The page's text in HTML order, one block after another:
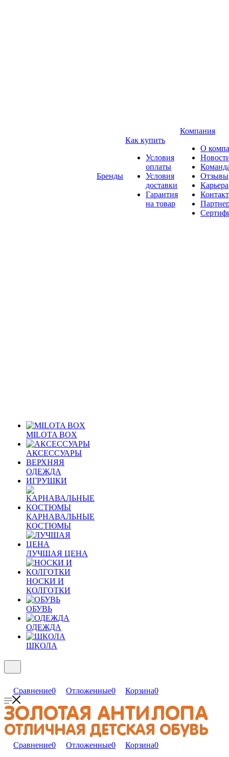
MILOTA BOX
АКСЕССУАРЫ
ВЕРХНЯЯ
ОДЕЖДА
ИГРУШКИ
КАРНАВАЛЬНЫЕ
КОСТЮМЫ
ЛУЧШАЯ ЦЕНА
НОСКИ И
КОЛГОТКИ
ОБУВЬ
ОДЕЖДА
ШКОЛА
Бренды
Как купить
Условия
оплаты
Условия
доставки
Гарантия
на товар
Компания
О
Отзывы
Карьера
Сравнение0 Отложенные0 Корзина0
Сравнение0 Отложенные0 Корзина0